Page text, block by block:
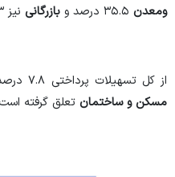
ومعدن
بازرگانی نیز ۹.۳ درصد سهم داشته‌اند.
از کل تسهیلات پرداختی ۷.۸ درصد به
مسکن و ساختمان تعلق گرفته